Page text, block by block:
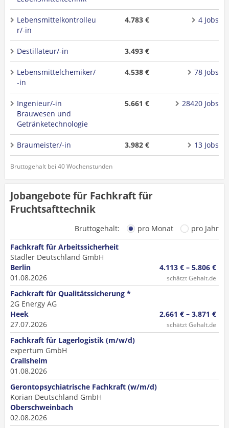
Lebensmittelkontrolleu
r/-in
4.783 € 4 Jobs
Destillateur/-in 3.493 €
Lebensmittelchemiker/
-in
4.538 € 78 Jobs
Ingenieur/-in
Brauwesen und
Getränketechnologie
5.661 € 28420 Jobs
Braumeister/-in 3.982 € 13 Jobs
Bruttogehalt bei 40 Wochenstunden
Jobangebote für Fachkraft für
Fruchtsafttechnik
Bruttogehalt: pro Monat
pro Jahr
Fachkraft für Arbeitssicherheit
Stadler Deutschland GmbH
Berlin
01.08.2026
4.113 € – 5.806 €
schätzt Gehalt.de
Fachkraft für Qualitätssicherung *
2G Energy AG
Heek
27.07.2026
2.661 € – 3.871 €
schätzt Gehalt.de
Fachkraft für Lagerlogistik (m/w/d)
expertum GmbH
Crailsheim
01.08.2026
Gerontopsychiatrische Fachkraft (w/m/d)
Korian Deutschland GmbH
Oberschweinbach
02.08.2026